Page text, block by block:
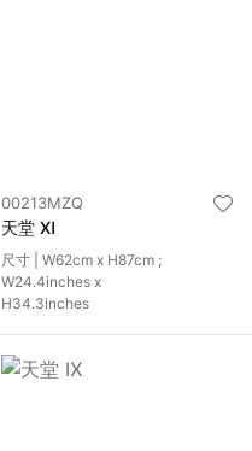
00213MZQ
天堂 Ⅺ
尺寸 | W62cm x H87cm ;
W24.4inches x
H34.3inches